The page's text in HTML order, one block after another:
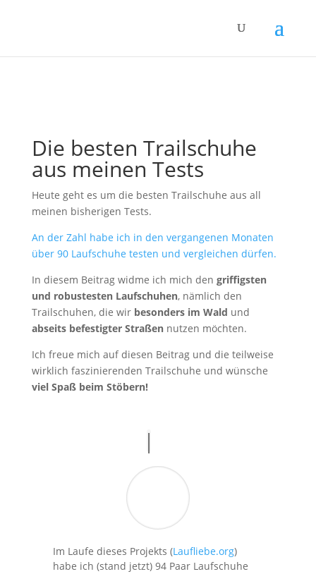
Die besten Trailschuhe
aus meinen Tests
Heute geht es um die besten Trailschuhe aus all
meinen bisherigen Tests.
An der Zahl habe ich in den vergangenen Monaten
über 90 Laufschuhe testen und vergleichen dürfen.
In diesem Beitrag widme ich mich den griffigsten
und robustesten Laufschuhen, nämlich den
Trailschuhen, die wir besonders im Wald und
abseits befestigter Straßennutzen möchten.
Ich freue mich auf diesen Beitrag und die teilweise
wirklich faszinierenden Trailschuhe und wünsche
viel Spaß beim Stöbern!
Im Laufe dieses Projekts (Laufliebe.org)
habe ich (stand jetzt) 94 Paar Laufschuhe